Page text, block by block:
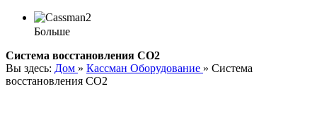
Больше
Система восстановления CO2
Вы здесь: Дом » Кассман Оборудование » Система
восстановления CO2